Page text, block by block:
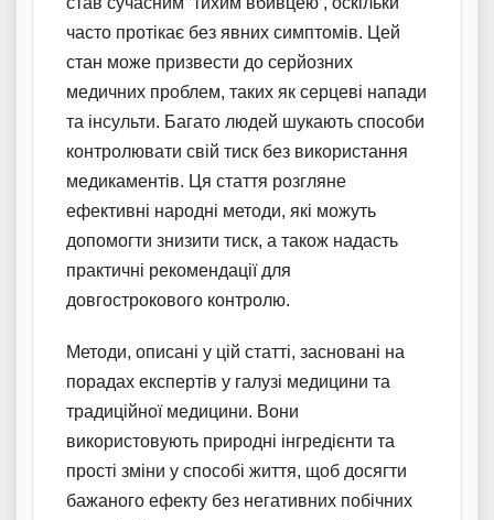
часто протікає без явних симптомів. Цей
стан може призвести до серйозних
медичних проблем, таких як серцеві напади
та інсульти. Багато людей шукають способи
контролювати свій тиск без використання
медикаментів. Ця стаття розгляне
ефективні народні методи, які можуть
допомогти знизити тиск, а також надасть
практичні рекомендації для
довгострокового контролю.
Методи, описані у цій статті, засновані на
порадах експертів у галузі медицини та
традиційної медицини. Вони
використовують природні інгредієнти та
прості зміни у способі життя, щоб досягти
бажаного ефекту без негативних побічних